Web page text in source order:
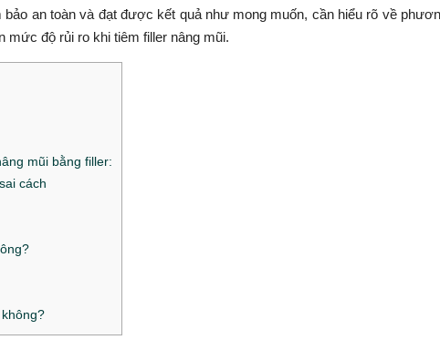
an toàn và đạt được kết quả như mong muốn, cần hiểu rõ về
mức độ rủi ro khi tiêm filler nâng mũi.
mũi bằng filler:
cách